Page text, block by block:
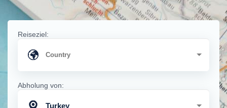
Reiseziel:
Abholung von:
Turkey